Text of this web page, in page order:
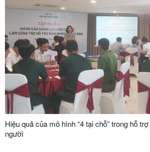
Hiệu quả của mô hình “4 tại chỗ” trong hỗ
người